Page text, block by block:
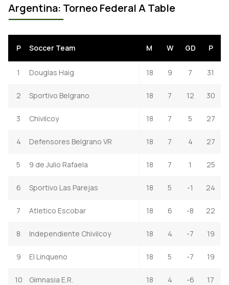
Argentina: Torneo Federal A Table
P Soccer Team M W GD P
1 Douglas Haig 18 9 7 31
2 Sportivo Belgrano 18 7 12 30
3 Chivilcoy 18 7 5 27
4 Defensores Belgrano VR 18 7 4 27
5 9 de Julio Rafaela 18 7 1 25
6 Sportivo Las Parejas 18 5 -1 24
7 Atletico Escobar 18 6 -8 22
8 Independiente Chivilcoy 18 4 -7 19
9 El Linqueno 18 5 -7 19
10 Gimnasia E.R. 18 4 -6 17